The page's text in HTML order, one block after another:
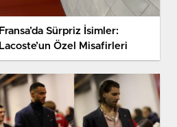
Fransa’da Sürpriz İsimler:
Lacoste’un Özel Misafirleri